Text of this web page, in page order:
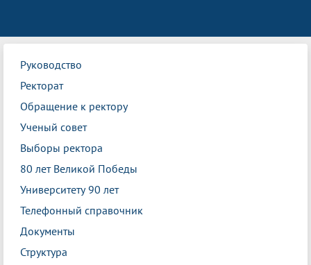
Руководство
Ректорат
Обращение к ректору
Ученый совет
Выборы ректора
80 лет Великой Победы
Университету 90 лет
Телефонный справочник
Документы
Структура